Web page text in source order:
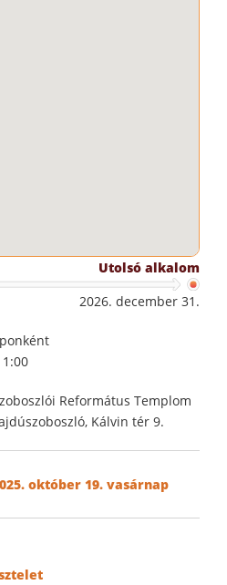
Utolsó alkalom
2026. december 31.
Református Templom
Kálvin tér 9.
október 19. vasárnap